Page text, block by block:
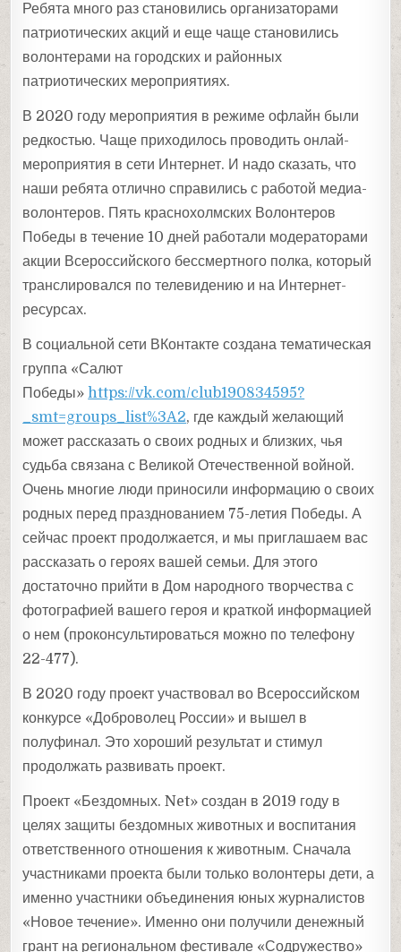
Ребята много раз становились организаторами
патриотических акций и еще чаще становились
волонтерами на городских и районных
патриотических мероприятиях.
В 2020 году мероприятия в режиме офлайн были
редкостью. Чаще приходилось проводить онлай-
мероприятия в сети Интернет. И надо сказать, что
наши ребята отлично справились с работой медиа-
волонтеров. Пять краснохолмских Волонтеров
Победы в течение 10 дней работали модераторами
акции Всероссийского бессмертного полка, который
транслировался по телевидению и на Интернет-
ресурсах.
В социальной сети ВКонтакте создана тематическая
группа «Салют
Победы»https://vk.com/club190834595?
_smt=groups_list%3A2, где каждый желающий
может рассказать о своих родных и близких, чья
судьба связана с Великой Отечественной войной.
Очень многие люди приносили информацию о своих
родных перед празднованием 75-летия Победы. А
сейчас проект продолжается, и мы приглашаем вас
рассказать о героях вашей семьи. Для этого
достаточно прийти в Дом народного творчества с
фотографией вашего героя и краткой информацией
о нем (проконсультироваться можно по телефону
22-477).
В 2020 году проект участвовал во Всероссийском
конкурсе «Доброволец России» и вышел в
полуфинал. Это хороший результат и стимул
продолжать развивать проект.
Проект «Бездомных. Net» создан в 2019 году в
целях защиты бездомных животных и воспитания
ответственного отношения к животным. Сначала
участниками проекта были только волонтеры дети, а
именно участники объединения юных журналистов
«Новое течение». Именно они получили денежный
грант на региональном фестивале «Содружество»